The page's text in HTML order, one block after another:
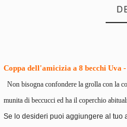
Coppa dell'amicizia a 8 becchi Uva
Non bisogna confondere la grolla con la
munita di beccucci ed ha il coperchio
Se lo desideri puoi aggiungere al tuo